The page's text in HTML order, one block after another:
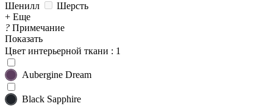
Шенилл
Шерсть
+ Еще
? Примечание
Показать
Цвет интерьерной ткани : 1
Aubergine Dream
Black Sapphire